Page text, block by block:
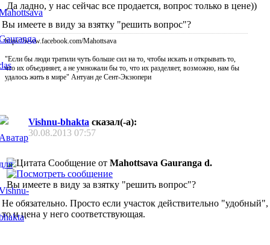
Да ладно, у нас сейчас все продается, вопрос только в цене))
Вы имеете в виду за взятку "решить вопрос"?
https://www.facebook.com/Mahottsava
"Если бы люди тратили чуть больше сил на то, чтобы искать и открывать то,
что их объединяет, а не умножали бы то, что их разделяет, возможно, нам бы
удалось жить в мире" Антуан де Сент-Экзюпери
Vishnu-bhakta сказал(-а):
30.08.2013 07:57
Сообщение от Mahottsava Gauranga d.
Вы имеете в виду за взятку "решить вопрос"?
Не обязательно. Просто если участок действительно "удобный",
то и цена у него соответствующая.